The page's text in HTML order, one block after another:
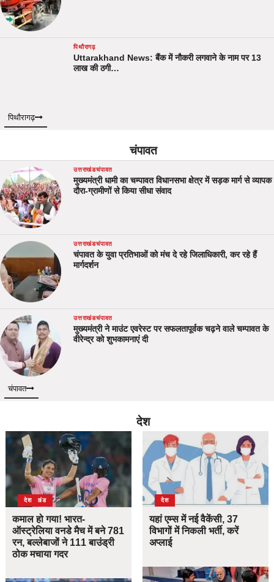
पिथौरागढ़
Uttarakhand News: बैंक में नौकरी लगवाने के नाम पर 13
लाख की ठगी…
पिथौरागढ़
चंपावत
उत्तराखंडचंपावत
मुख्यमंत्री धामी का चम्पावत विधानसभा क्षेत्र में सड़क मार्ग से व्यापक
दौरा-ग्रामीणों से किया सीधा संवाद
उत्तराखंडचंपावत
चंपावत के युवा प्रतिभाओं को मंच दे रहे जिलाधिकारी, कर रहे हैं
मार्गदर्शन
उत्तराखंडचंपावत
मुख्यमंत्री ने माउंट एवरेस्ट पर सफलतापूर्वक चढ़ने वाले चम्पावत के
वीरेन्द्र को शुभकामनाएं दी
चंपावत
देश
उत्तराखंड
देश
कमाल हो गया! भारत-
ऑस्ट्रेलिया वनडे मैच में बने 781
रन, बल्लेबाजों ने 111 बाउंड्री
ठोक मचाया गदर
देश
यहां एम्स में नई वैकेंसी, 37
विभागों में निकली भर्ती, करें
अप्लाई